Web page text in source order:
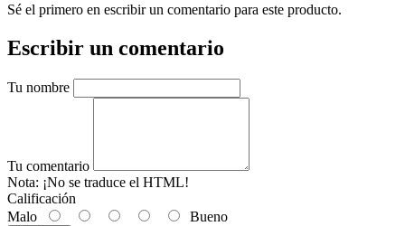
Sé el primero en escribir un comentario para este producto.
Escribir un comentario
Tu nombre
Tu comentario
Nota: ¡No se traduce el HTML!
Calificación
Malo
Bueno